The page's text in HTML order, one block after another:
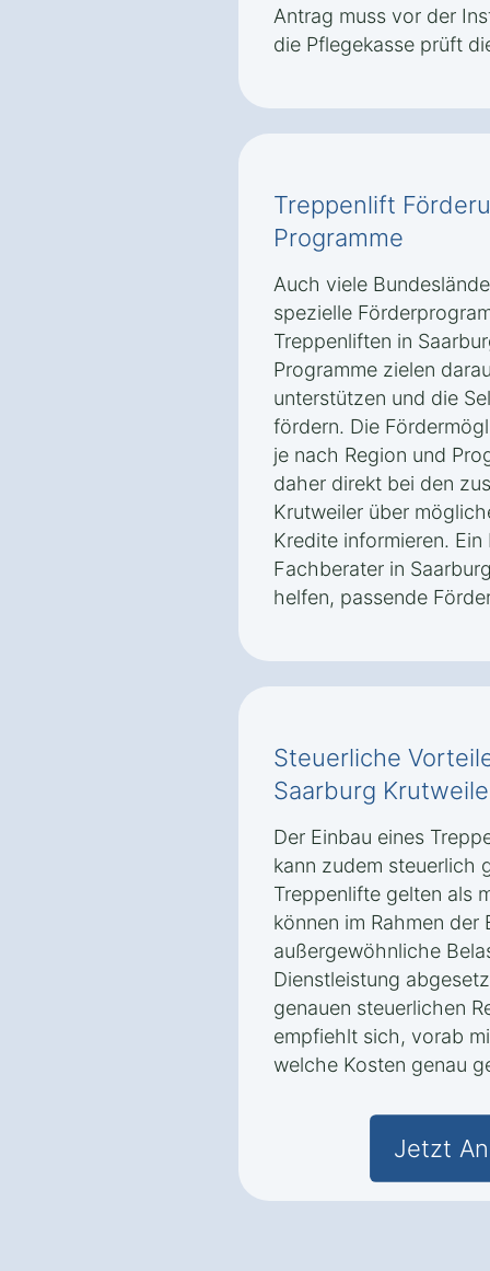
Antrag muss vor der
die Pflegekasse prüft
Treppenlift
Programme
Auch viele
spezielle
Treppenliften in
Programme zielen
unterstützen und die
fördern. Die
je nach Region und
daher direkt bei den
Krutweiler über
Kredite informieren.
Fachberater in
helfen, passende
Steuerliche
Saarburg
Der Einbau eines
kann zudem steuerlich
Treppenlifte gelten als
können im Rahmen der
außergewöhnliche
Dienstleistung
genauen steuerlichen
empfiehlt sich, vorab
welche Kosten genau
Jetzt